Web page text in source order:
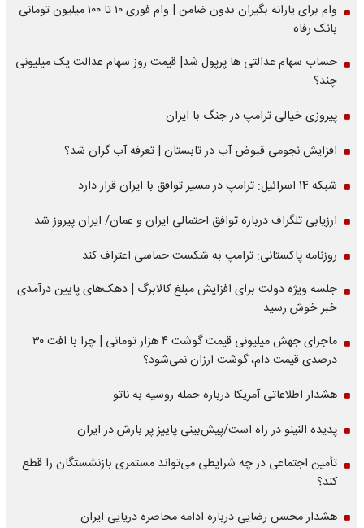
وام برای یارانه بگیران بدون ضامن | وام فوری ۱۰ تا ۱۰۰ میلیون تومانی
بانک رفاه
حساب سهام عدالتی ها پرپول شد| قیمت روز سهام عدالت یک میلیونی
چند؟
پیروزی خیالی ترامپ در جنگ با ایران
افزایش نجومی قبوض آب در تابستان | تعرفه آب گران شد؟
شبکه ۱۴ اسرائیل: ترامپ در مسیر توافق با ایران قرار دارد
ارزیابی تلگراف درباره توافق احتمالی ایران و عمان/ ایران پیروز شد
روزنامه پاکستانی: ترامپ به شکست حماسی اعتراف کند
جلسه ویژه دولت برای افزایش مبلغ کالابرگ | دهک‌های پایین درآمدی
خبر خوش رسید
ماجرای جهش میلیونی قیمت گوشت ۴ هزار تومانی | چرا با افت ۳۰
درصدی قیمت دام، گوشت ارزان نمی‌شود؟
هشدار اطلاعاتی آمریکا درباره حمله روسیه به ناتو
پدیده النینو در راه است/پیش‌بینی پاییز پر بارش در ایران
تأمین اجتماعی در چه شرایطی می‌تواند مستمری بازنشستگان را قطع
کند؟
هشدار محسن رضایی درباره ادامه محاصره دریایی ایران